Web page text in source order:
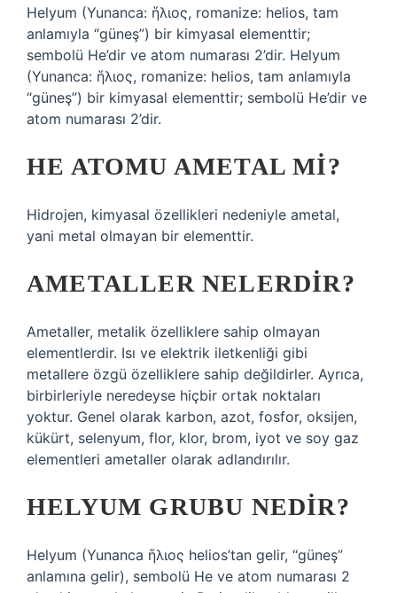
Helyum (Yunanca: ἥλιος, romanize: helios, tam
anlamıyla “güneş”) bir kimyasal elementtir;
sembolü He’dir ve atom numarası 2’dir. Helyum
(Yunanca: ἥλιος, romanize: helios, tam anlamıyla
“güneş”) bir kimyasal elementtir; sembolü He’dir ve
atom numarası 2’dir.
HE ATOMU AMETAL MI?
Hidrojen, kimyasal özellikleri nedeniyle ametal,
yani metal olmayan bir elementtir.
AMETALLER NELERDIR?
Ametaller, metalik özelliklere sahip olmayan
elementlerdir. Isı ve elektrik iletkenliği gibi
metallere özgü özelliklere sahip değildirler. Ayrıca,
birbirleriyle neredeyse hiçbir ortak noktaları
yoktur. Genel olarak karbon, azot, fosfor, oksijen,
kükürt, selenyum, flor, klor, brom, iyot ve soy gaz
elementleri ametaller olarak adlandırılır.
HELYUM GRUBU NEDIR?
Helyum (Yunanca ἥλιος helios’tan gelir, “güneş”
anlamına gelir), sembolü He ve atom numarası 2